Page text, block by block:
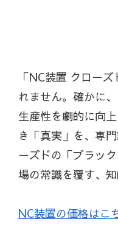
「NC装置 クロー
れません。確かに
生産性を劇的に向
き「真実」を、専
ーズドの「ブラッ
場の常識を覆す、
NC装置の価格はこ